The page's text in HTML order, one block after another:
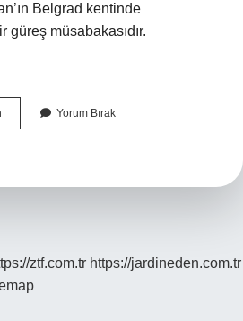
Belgrad kentinde
güreş müsabakasıdır.
Dünya
Yorum Bırak
ztf.com.tr https://jardineden.com.tr